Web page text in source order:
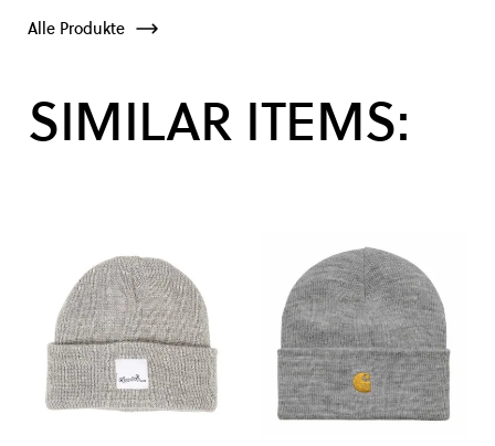
Alle Produkte
SIMILAR ITEMS: